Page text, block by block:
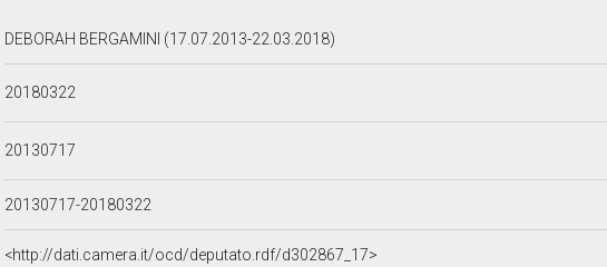
DEBORAH BERGAMINI (17.07.2013-22.03.2018)
20180322
20130717
20130717-20180322
<http://dati.camera.it/ocd/deputato.rdf/d302867_17>